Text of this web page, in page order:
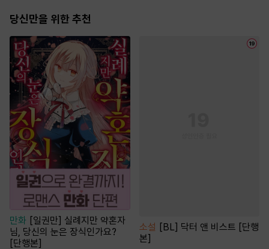
당신만을 위한 추천
만화 [일권만] 실례지만 약혼자
님, 당신의 눈은 장식인가요?
[단행본]
소설 [BL] 닥터 앤 비스트 [단행
본]